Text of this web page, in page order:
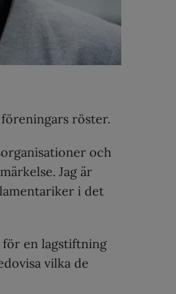
röster.
och
Jag är
i det
för en lagstiftning
vilka de